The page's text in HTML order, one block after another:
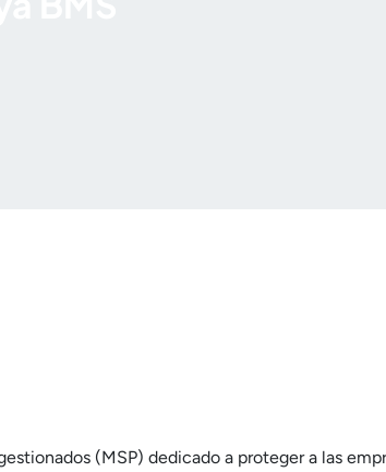
(MSP) dedicado a proteger a las